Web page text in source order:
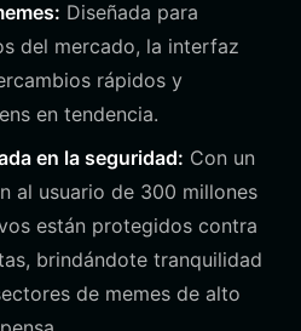
Diseñada para
del mercado, la interfaz
rápidos y
en tendencia.
en la seguridad: Con un
al usuario de 300 millones
están protegidos contra
brindándote tranquilidad
de memes de alto